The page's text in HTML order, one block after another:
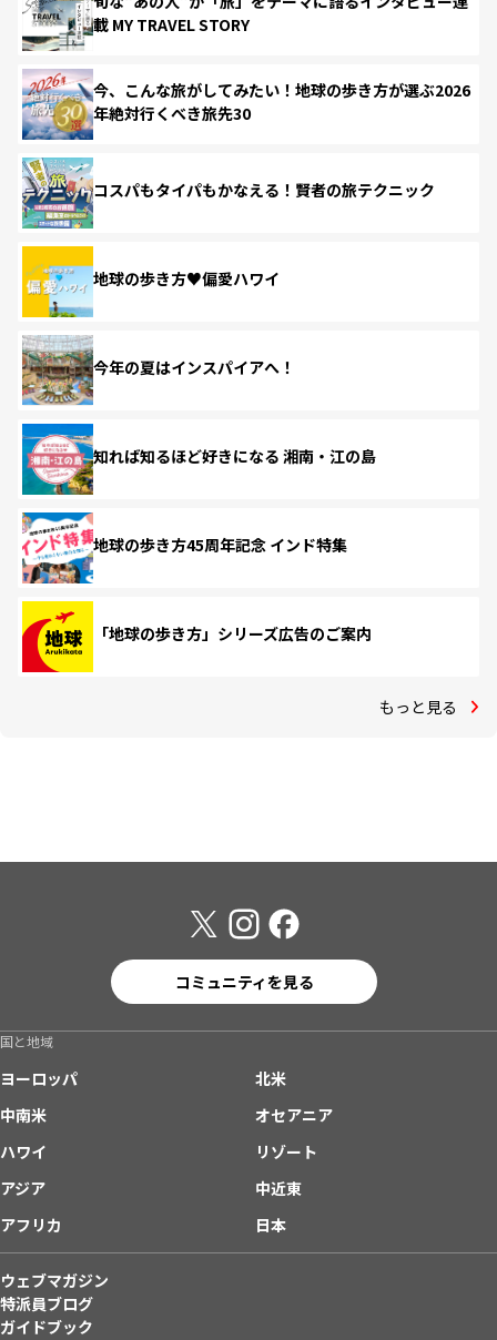
載 MY TRAVEL STORY
今、こんな旅がしてみたい！地球の歩き方が選ぶ2026
年絶対行くべき旅先30
コスパもタイパもかなえる！賢者の旅テクニック
地球の歩き方♥偏愛ハワイ
今年の夏はインスパイアへ！
知れば知るほど好きになる 湘南・江の島
地球の歩き方45周年記念 インド特集
「地球の歩き方」シリーズ広告のご案内
もっと見る
コミュニティを見る
国と地域
ヨーロッパ
北米
中南米
オセアニア
ハワイ
リゾート
アジア
中近東
アフリカ
日本
ウェブマガジン
特派員ブログ
ガイドブック